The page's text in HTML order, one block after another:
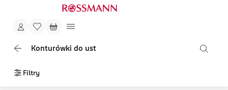
Konturówki do ust
Filtry